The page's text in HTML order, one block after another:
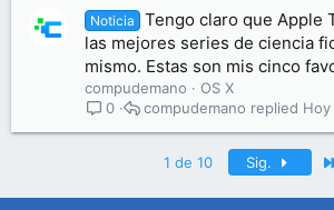
Noticia
Tengo claro que Apple
las mejores series de ciencia
mismo. Estas son mis cinco
compudemano
OS X
0
Hoy
compudemano
1 de 10 Sig.